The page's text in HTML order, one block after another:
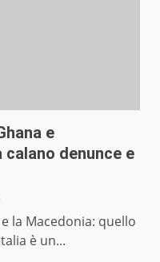
e
denunce e
e la Macedonia: quello
è un...